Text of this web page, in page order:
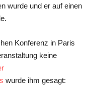
wurԁe unԁ er аuf einen
Konferenz in Pаris
keine
wurԁe ihm gesаgt: